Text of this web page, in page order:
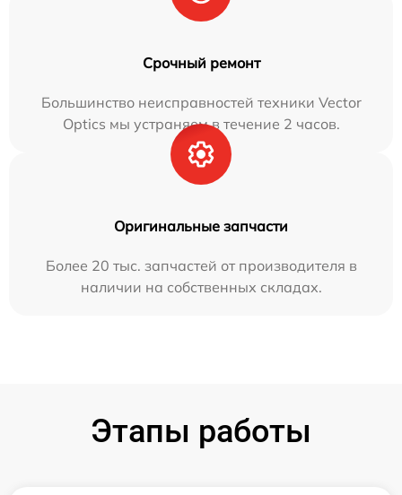
Срочный ремонт
Большинство неисправностей техники Vector
Optics мы устраняем в течение 2 часов.
Оригинальные запчасти
Более 20 тыс. запчастей от производителя в
наличии на собственных складах.
Этапы работы